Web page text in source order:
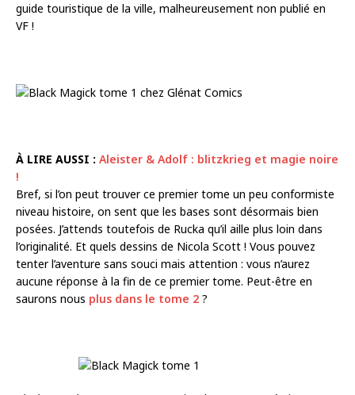
guide touristique de la ville, malheureusement non publié en
VF !
À LIRE AUSSI : Aleister & Adolf : blitzkrieg et magie noire
!
Bref, si l’on peut trouver ce premier tome un peu conformiste
niveau histoire, on sent que les bases sont désormais bien
posées. J’attends toutefois de Rucka qu’il aille plus loin dans
l’originalité. Et quels dessins de Nicola Scott ! Vous pouvez
tenter l’aventure sans souci mais attention : vous n’aurez
aucune réponse à la fin de ce premier tome. Peut-être en
saurons nous plus dans le tome 2 ?